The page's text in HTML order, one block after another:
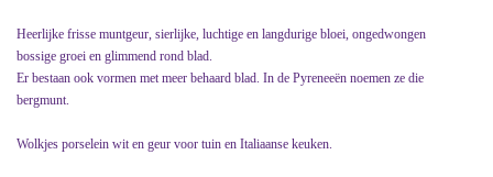
Heerlijke frisse muntgeur, sierlijke, luchtige en langdurige bloei, ongedwongen
bossige groei en glimmend rond blad.
Er bestaan ook vormen met meer behaard blad. In de Pyreneeën noemen ze die
bergmunt.
Wolkjes porselein wit en geur voor tuin en Italiaanse keuken.